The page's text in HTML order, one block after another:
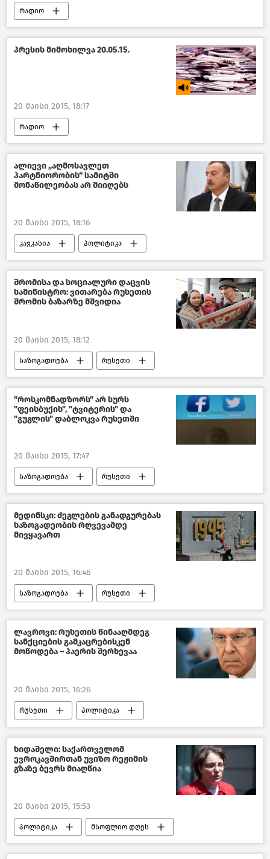
რადიო
პრესის მიმოხილვა 20.05.15.
20 მაისი 2015, 18:17
რადიო
ალიევი „აღმოსავლეთ
პარტნიორობის“ სამიტში
მონაწილეობას არ მიიღებს
20 მაისი 2015, 18:16
კავკასია პოლიტიკა
ახალი ამბები მსოფლიო დღეს
შრომისა და სოციალური დაცვის
სამინისტრო: ვითარება რუსეთის
შრომის ბაზარზე მშვიდია
20 მაისი 2015, 18:12
საზოგადოება რუსეთი
"როსკომნადზორს" არ სურს
"ფეისბუქის", "ტვიტერის" და
"გუგლის" დაბლოკვა რუსეთში
20 მაისი 2015, 17:47
საზოგადოება რუსეთი
მედინსკი: ძეგლების განადგურებას
საზოგადეობის რღვევამდე
მივყავართ
20 მაისი 2015, 16:46
საზოგადოება რუსეთი
კულტურა საქართველოში
ლავროვი: რუსეთის წინააღმდეგ
სანქციების გამკაცრებისკენ
მოწოდება – ჰაერის შერხევაა
20 მაისი 2015, 16:26
რუსეთი პოლიტიკა
ხიდაშელი: საქართველომ
ევროკავშირთან უვიზო რეჟიმის
გზაზე ბევრს მიაღწია
20 მაისი 2015, 15:53
პოლიტიკა მსოფლიო დღეს
საქართველო